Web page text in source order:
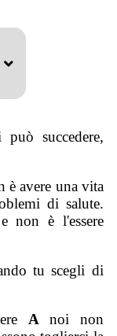
succedere,
avere una vita
di salute.
non è l'essere
tu scegli di
Anoi non